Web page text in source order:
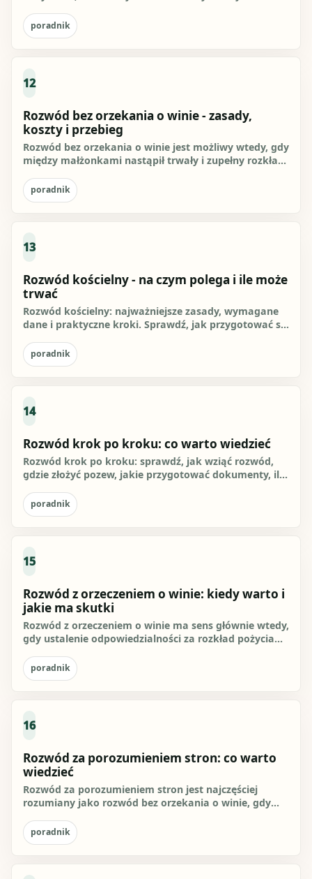
poradnik
12
Rozwód bez orzekania o winie - zasady,
koszty i przebieg
Rozwód bez orzekania o winie jest możliwy wtedy, gdy
między małżonkami nastąpił trwały i zupełny rozkład
poradnik
13
Rozwód kościelny - na czym polega i ile może
trwać
Rozwód kościelny: najważniejsze zasady, wymagane
dane i praktyczne kroki. Sprawdź, jak przygotować się
poradnik
14
Rozwód krok po kroku: co warto wiedzieć
Rozwód krok po kroku: sprawdź, jak wziąć rozwód,
gdzie złożyć pozew, jakie przygotować dokumenty, ile
poradnik
15
Rozwód z orzeczeniem o winie: kiedy warto i
jakie ma skutki
Rozwód z orzeczeniem o winie ma sens głównie wtedy,
gdy ustalenie odpowiedzialności za rozkład pożycia
poradnik
16
Rozwód za porozumieniem stron: co warto
wiedzieć
Rozwód za porozumieniem stron jest najczęściej
rozumiany jako rozwód bez orzekania o winie, gdy
poradnik